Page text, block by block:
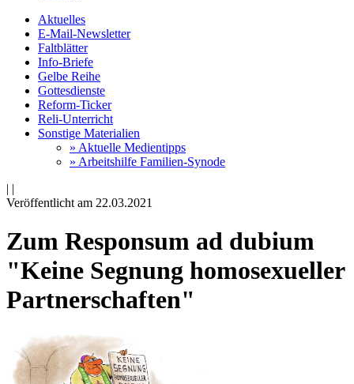
Aktuelles
E-Mail-Newsletter
Faltblätter
Info-Briefe
Gelbe Reihe
Gottesdienste
Reform-Ticker
Reli-Unterricht
Sonstige Materialien
» Aktuelle Medientipps
» Arbeitshilfe Familien-Synode
| |
Veröffentlicht am 22­.03.2021
Zum Responsum ad dubium
"Keine Segnung homosexueller
Partnerschaften"